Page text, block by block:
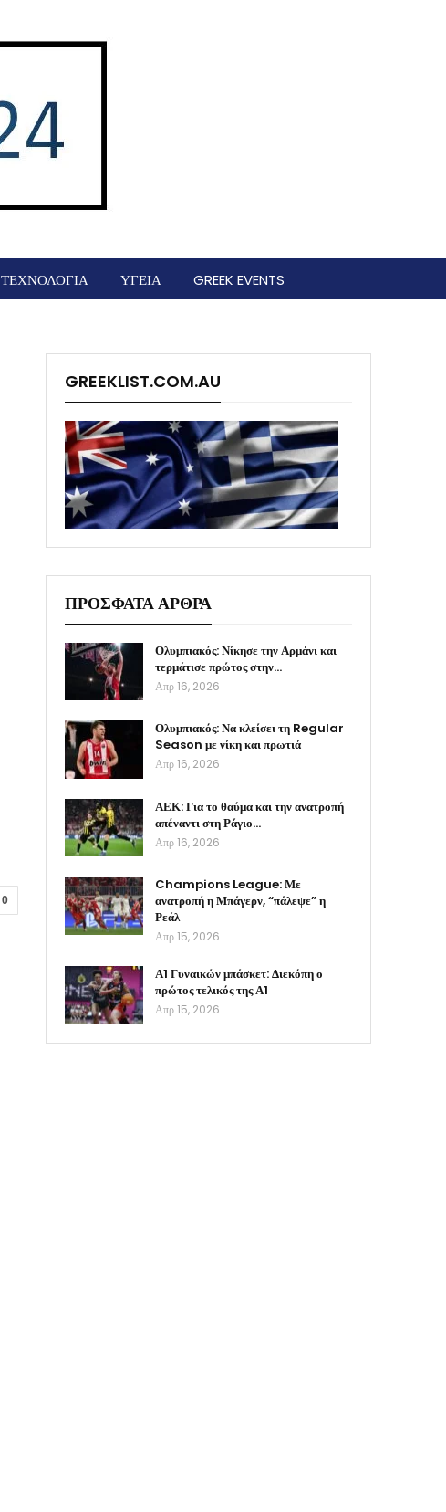
ΤΕΧΝΟΛΟΓΙΑ ΥΓΕΙΑ GREEK EVENTS
0
GREEKLIST.COM.AU
ΠΡΟΣΦΑΤΑ ΑΡΘΡΑ
Ολυμπιακός: Νίκησε την Αρμάνι και
τερμάτισε πρώτος στην…
Απρ 16, 2026
Ολυμπιακός: Να κλείσει τη Regular
Season με νίκη και πρωτιά
Απρ 16, 2026
ΑΕΚ: Για το θαύμα και την ανατροπή
απέναντι στη Ράγιο…
Απρ 16, 2026
Champions League: Με
ανατροπή η Μπάγερν, “πάλεψε” η
Ρεάλ
Απρ 15, 2026
Α1 Γυναικών μπάσκετ: Διεκόπη ο
πρώτος τελικός της Α1
Απρ 15, 2026